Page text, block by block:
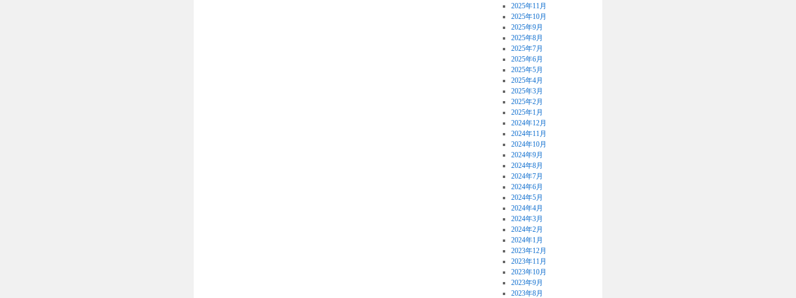
2025年11月
2025年10月
2025年9月
2025年8月
2025年7月
2025年6月
2025年5月
2025年4月
2025年3月
2025年2月
2025年1月
2024年12月
2024年11月
2024年10月
2024年9月
2024年8月
2024年7月
2024年6月
2024年5月
2024年4月
2024年3月
2024年2月
2024年1月
2023年12月
2023年11月
2023年10月
2023年9月
2023年8月